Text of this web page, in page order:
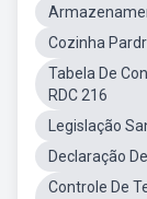
Cozinha
Tabela De
RDC 216
Legislação
Declaração
Controle De